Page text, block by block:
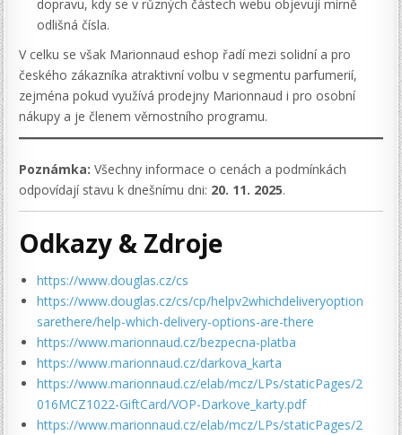
dopravu, kdy se v různých částech webu objevují mírně
odlišná čísla.
V celku se však Marionnaud eshop řadí mezi solidní a pro
českého zákazníka atraktivní volbu v segmentu parfumerií,
zejména pokud využívá prodejny Marionnaud i pro osobní
nákupy a je členem věrnostního programu.
Poznámka: Všechny informace o cenách a podmínkách
odpovídají stavu k dnešnímu dni: 20. 11. 2025.
Odkazy & Zdroje
https://www.douglas.cz/cs
https://www.douglas.cz/cs/cp/helpv2whichdeliveryoption
sarethere/help-which-delivery-options-are-there
https://www.marionnaud.cz/bezpecna-platba
https://www.marionnaud.cz/darkova_karta
https://www.marionnaud.cz/elab/mcz/LPs/staticPages/2
016MCZ1022-GiftCard/VOP-Darkove_karty.pdf
https://www.marionnaud.cz/elab/mcz/LPs/staticPages/2